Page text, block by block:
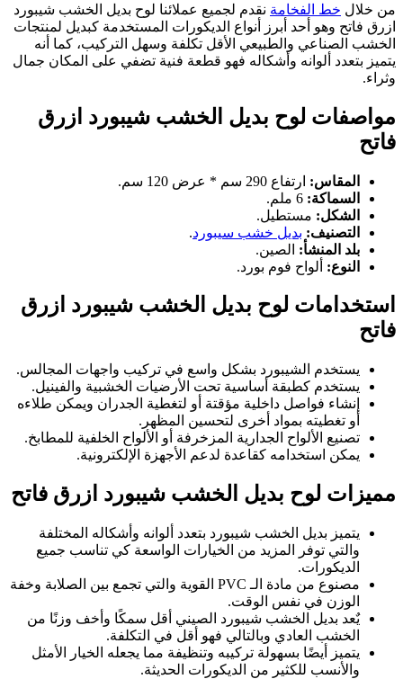
من خلال خط الفخامة نقدم لجميع عملائنا لوح بديل الخشب شيبورد
ازرق فاتح وهو أحد أبرز أنواع الديكورات المستخدمة كبديل لمنتجات
الخشب الصناعي والطبيعي الأقل تكلفة وسهل التركيب، كما أنه
يتميز بتعدد ألوانه وأشكاله فهو قطعة فنية تضفي على المكان جمال
وثراء.
مواصفات لوح بديل الخشب شيبورد ازرق
فاتح
المقاس: ارتفاع 290 سم * عرض 120 سم.
السماكة: 6 ملم.
الشكل: مستطيل.
التصنيف: بديل خشب سيبورد.
بلد المنشأ: الصين.
النوع: ألواح فوم بورد.
استخدامات لوح بديل الخشب شيبورد ازرق
فاتح
يستخدم الشيبورد بشكل واسع في تركيب واجهات المجالس.
يستخدم كطبقة أساسية تحت الأرضيات الخشبية والفينيل.
إنشاء فواصل داخلية مؤقتة أو لتغطية الجدران ويمكن طلاءه
أو تغطيته بمواد أخرى لتحسين المظهر.
تصنيع الألواح الجدارية المزخرفة أو الألواح الخلفية للمطابخ.
يمكن استخدامه كقاعدة لدعم الأجهزة الإلكترونية.
مميزات لوح بديل الخشب شيبورد ازرق فاتح
يتميز بديل الخشب شيبورد بتعدد ألوانه وأشكاله المختلفة
والتي توفر المزيد من الخيارات الواسعة كي تناسب جميع
الديكورات.
مصنوع من مادة الـ PVC القوية والتي تجمع بين الصلابة وخفة
الوزن في نفس الوقت.
يٌعد بديل الخشب شيبورد الصيني أقل سمكًا وأخف وزنًا من
الخشب العادي وبالتالي فهو أقل في التكلفة.
يتميز أيضًا بسهولة تركيبه وتنظيفة مما يجعله الخيار الأمثل
والأنسب للكثير من الديكورات الحديثة.